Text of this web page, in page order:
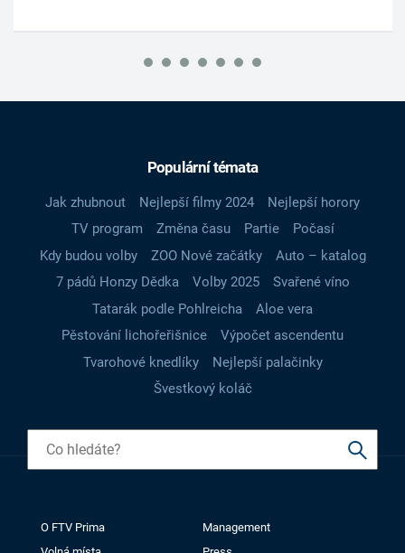
Populární témata
Jak zhubnout Nejlepší filmy 2024
Nejlepší horory
TV program
Změna času Partie
Počasí
Kdy budou volby
ZOO Nové začátky
Auto – katalog
7 pádů Honzy Dědka
Volby 2025
Svařené víno
Tatarák podle Pohlreicha
Aloe vera
Pěstování lichořeřišnice
Výpočet ascendentu
Tvarohové knedlíky
Nejlepší palačinky
Švestkový koláč
O FTV Prima
Management